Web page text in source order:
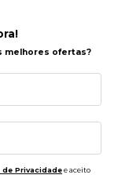
melhores ofertas?
Privacidadee aceito